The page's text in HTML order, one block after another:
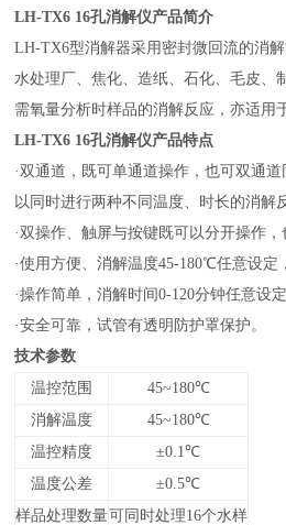
LH-TX6 16孔消解仪产品简介
LH-TX6型消解器采用密封微回流的消
水处理厂、焦化、造纸、石化、毛皮、
需氧量分析时样品的消解反应，亦适用
LH-TX6 16孔消解仪产品特点
·双通道，既可单通道操作，也可双通
以同时进行两种不同温度、时长的消解
·双操作、触屏与按键既可以分开操作，
·使用方便、消解温度45-180℃任意设定
·操作简单，消解时间0-120分钟任意设
·安全可靠，试管有透明防护罩保护。
技术参数
温控范围
45~180℃
消解温度
45~180℃
温控精度
±0.1℃
温度公差
±0.5℃
样品处理数量可同时处理16个水样